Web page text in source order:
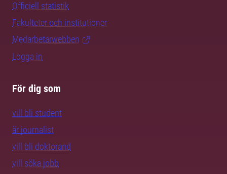
Officiell statistik
Fakulteter och institutioner
Medarbetarwebben
Logga in
För dig som
vill bli student
är journalist
vill bli doktorand
vill söka jobb